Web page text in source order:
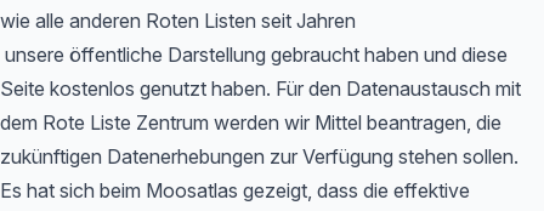
wie alle anderen Roten Listen seit Jahren
unsere öffentliche Darstellung gebraucht haben und diese
Seite kostenlos genutzt haben. Für den Datenaustausch mit
dem Rote Liste Zentrum werden wir Mittel beantragen, die
zukünftigen Datenerhebungen zur Verfügung stehen sollen.
Es hat sich beim Moosatlas gezeigt, dass die effektive